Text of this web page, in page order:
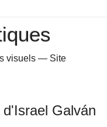
visuels — Site
Galván